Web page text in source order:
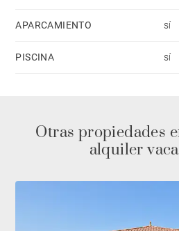
APARCAMIENTO sí
PISCINA sí
Otras propiedades
alquiler